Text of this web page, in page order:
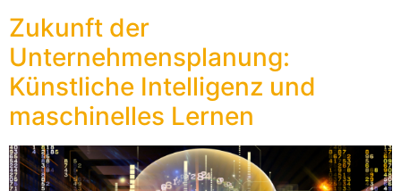
Zukunft der
Unternehmensplanung:
Künstliche Intelligenz und
maschinelles Lernen